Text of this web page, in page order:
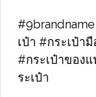
เป๋า #กระเป๋า
#กระเป๋าของ
ระเป๋า